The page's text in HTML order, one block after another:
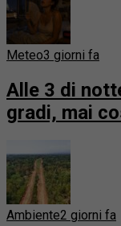
Meteo3 giorni fa
Alle 3 di
gradi, mai
Ambiente2 giorni fa